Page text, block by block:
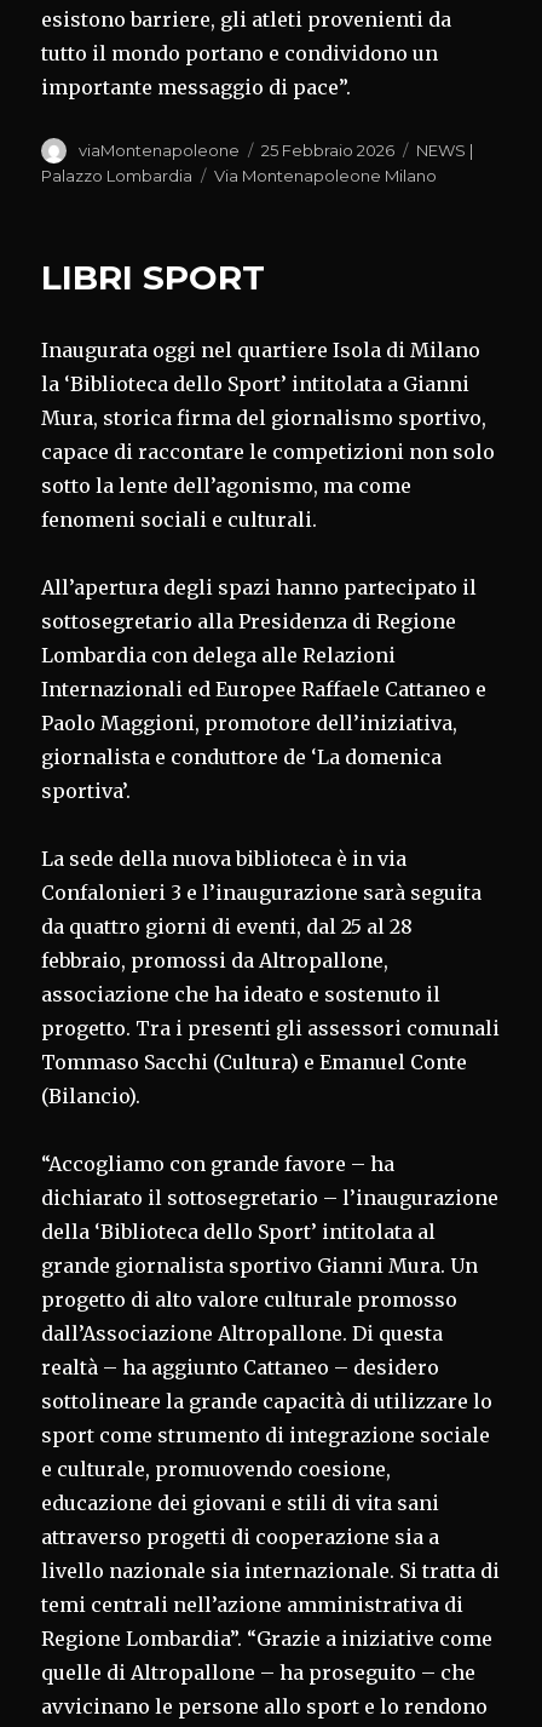
esistono barriere, gli atleti provenienti da
tutto il mondo portano e condividono un
importante messaggio di pace”.
Autore
viaMontenapoleone
Pubblicato
il
25 Febbraio 2026 Categorie
NEWS |
Palazzo Lombardia
Tag
Via Montenapoleone Milano
LIBRI SPORT
Inaugurata oggi nel quartiere Isola di Milano
la ‘Biblioteca dello Sport’ intitolata a Gianni
Mura, storica firma del giornalismo sportivo,
capace di raccontare le competizioni non solo
sotto la lente dell’agonismo, ma come
fenomeni sociali e culturali.
All’apertura degli spazi hanno partecipato il
sottosegretario alla Presidenza di Regione
Lombardia con delega alle Relazioni
Internazionali ed Europee Raffaele Cattaneo e
Paolo Maggioni, promotore dell’iniziativa,
giornalista e conduttore de ‘La domenica
sportiva’.
La sede della nuova biblioteca è in via
Confalonieri 3 e l’inaugurazione sarà seguita
da quattro giorni di eventi, dal 25 al 28
febbraio, promossi da Altropallone,
associazione che ha ideato e sostenuto il
progetto. Tra i presenti gli assessori comunali
Tommaso Sacchi (Cultura) e Emanuel Conte
(Bilancio).
“Accogliamo con grande favore – ha
dichiarato il sottosegretario – l’inaugurazione
della ‘Biblioteca dello Sport’ intitolata al
grande giornalista sportivo Gianni Mura. Un
progetto di alto valore culturale promosso
dall’Associazione Altropallone. Di questa
realtà – ha aggiunto Cattaneo – desidero
sottolineare la grande capacità di utilizzare lo
sport come strumento di integrazione sociale
e culturale, promuovendo coesione,
educazione dei giovani e stili di vita sani
attraverso progetti di cooperazione sia a
livello nazionale sia internazionale. Si tratta di
temi centrali nell’azione amministrativa di
Regione Lombardia”. “Grazie a iniziative come
quelle di Altropallone – ha proseguito – che
avvicinano le persone allo sport e lo rendono